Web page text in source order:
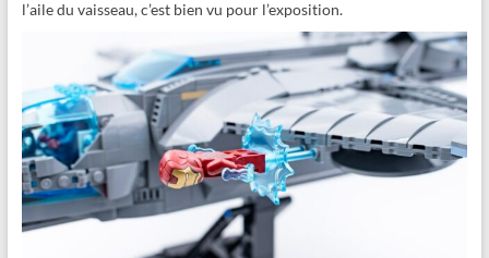
l’aile du vaisseau, c’est bien vu pour l’exposition.